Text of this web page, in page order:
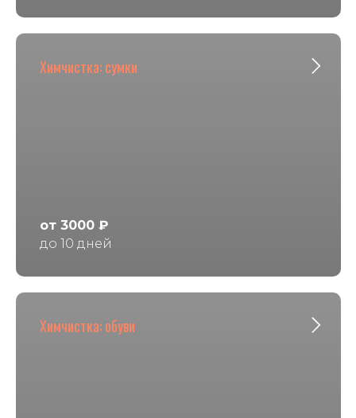
Химчистка: сумки
от 3000 ₽
до 10 дней
Химчистка: обуви